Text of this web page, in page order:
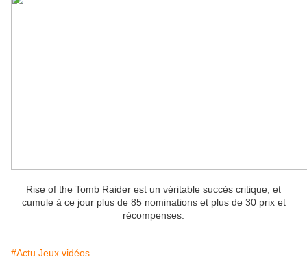
Rise of the Tomb Raider est un véritable succès critique, et
cumule à ce jour plus de 85 nominations et plus de 30 prix et
récompenses.
#Actu Jeux vidéos